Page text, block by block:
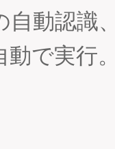
自動認識
動で実行